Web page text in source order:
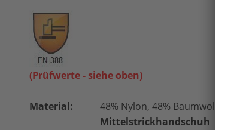
(Prüfwerte - siehe oben)
Material:
48% Nylon, 48%
Mittelstrickhandschuh